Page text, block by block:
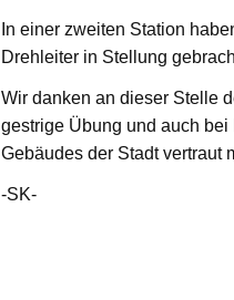
In einer zweiten Station
Drehleiter in Stellung
Wir danken an dieser Stelle
gestrige Übung und auch
Gebäudes der Stadt vertraut
-SK-